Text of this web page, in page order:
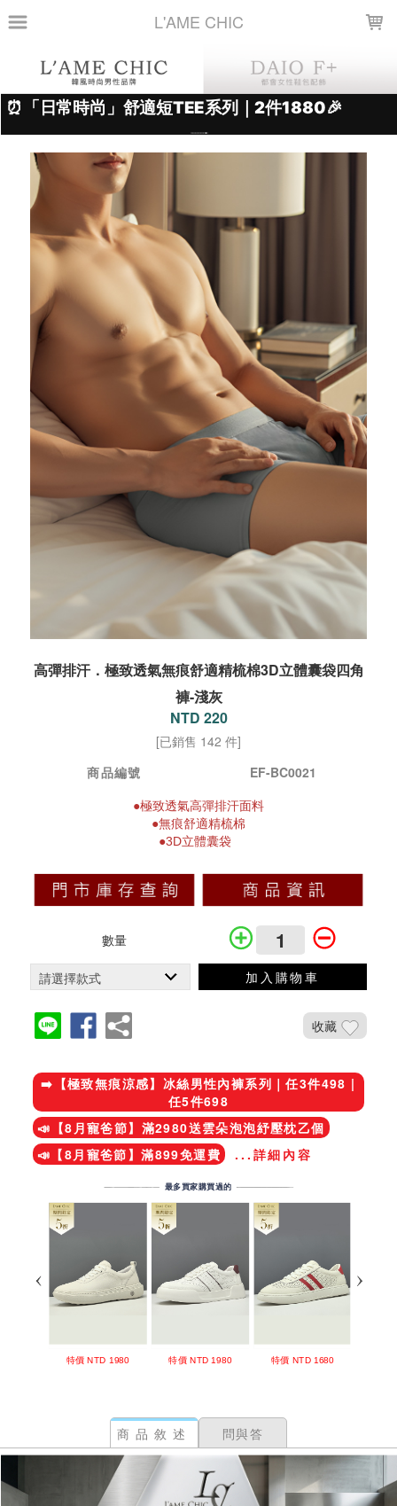
L'AME CHIC
高彈排汗．極致透氣無痕舒適精梳棉3D立體囊袋四角
褲-淺灰
NTD 220
[已銷售 142 件]
商品編號
EF-BC0021
●極致透氣高彈排汗面料
●無痕舒適精梳棉
●3D立體囊袋
數量
加入購物車
收藏
➡️【極致無痕涼感】冰絲男性內褲系列｜任3件498 |
任5件698
📣【8月寵爸節】滿2980送雲朵泡泡紓壓枕乙個
📣【8月寵爸節】滿899免運費
...詳細內容
商品敘述 問與答